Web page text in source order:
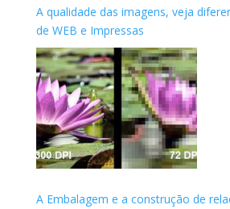
A qualidade das imagens, veja
de WEB e Impressas
A Embalagem e a construção de